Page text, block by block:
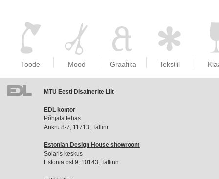
Toode Mood Graafika Tekstiil
liikmemaks
MTÜ Eesti Disainerite Liit
EDL kontor
Põhjala tehas
Ankru 8-7, 11713, Tallinn
Estonian Design House showroom
Solaris keskus
Estonia pst 9, 10143, Tallinn